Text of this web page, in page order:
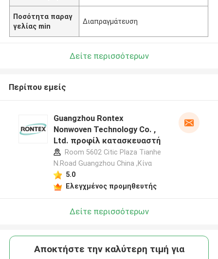
Ποσότητα παραγ
γελίας min
Διαπραγμάτευση
Δείτε περισσότερων
Περίπου εμείς
Guangzhou Rontex
Nonwoven Technology Co. ,
Ltd. προφίλ κατασκευαστή
Room 5602 Citic Plaza Tianhe
N.Road Guangzhou China ,Κίνα
5.0
Ελεγχμένος προμηθευτής
Δείτε περισσότερων
Αποκτήστε την καλύτερη τιμή για